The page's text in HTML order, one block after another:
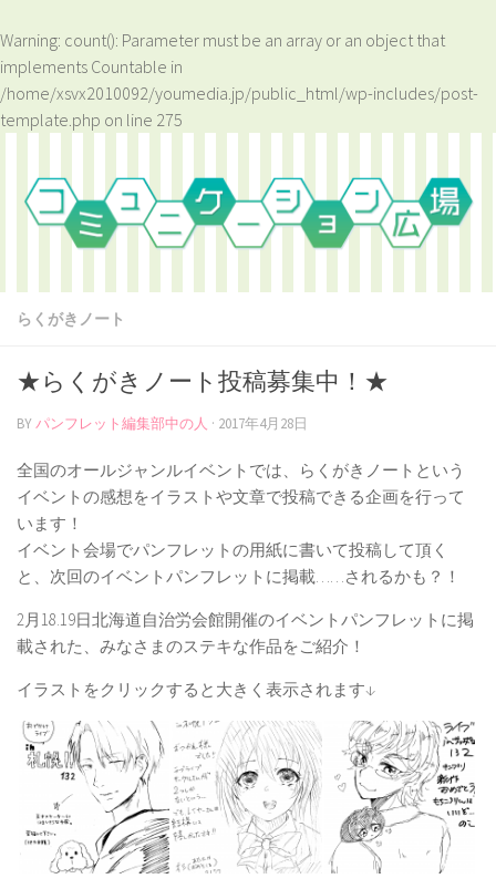
Warning: count(): Parameter must be an array or an object that
implements Countable in
/home/xsvx2010092/youmedia.jp/public_html/wp-includes/post-
template.php on line 275
らくがきノート
★らくがきノート投稿募集中！★
BYパンフレット編集部中の人 · 2017年4月28日
全国のオールジャンルイベントでは、らくがきノートという
イベントの感想をイラストや文章で投稿できる企画を行って
います！
イベント会場でパンフレットの用紙に書いて投稿して頂く
と、次回のイベントパンフレットに掲載……されるかも？！
2月18.19日北海道自治労会館開催のイベントパンフレットに掲
載された、みなさまのステキな作品をご紹介！
イラストをクリックすると大きく表示されます↓